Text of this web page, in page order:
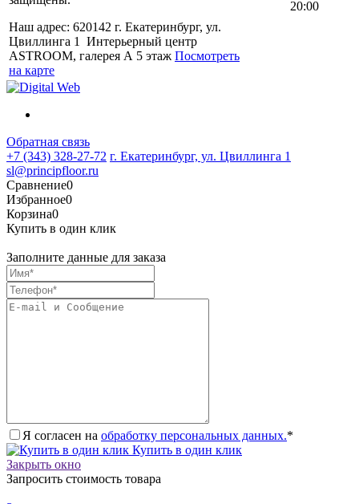
Наш адрес: 620142 г. Екатеринбург, ул.
Цвиллинга 1 Интерьерный центр
ASTROOM, галерея А 5 этаж Посмотреть
на карте
20:00
Обратная связь
+7 (343) 328-27-72 г. Екатеринбург, ул. Цвиллинга 1
sl@principfloor.ru
Сравнение0
Избранное0
Корзина0
Купить в один клик
Заполните данные для заказа
Я согласен на обработку персональных данных.*
Купить в один клик
Закрыть окно
Запросить стоимость товара